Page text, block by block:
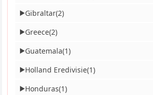
▶Gibraltar(2)
▶Greece(2)
▶Guatemala(1)
▶Holland Eredivisie(1)
▶Honduras(1)